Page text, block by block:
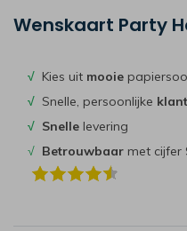
Wenskaart Party
√ Kies uit mooie
√ Snelle, persoonlijke
√ Snelle levering
√ Betrouwbaar met cijfer